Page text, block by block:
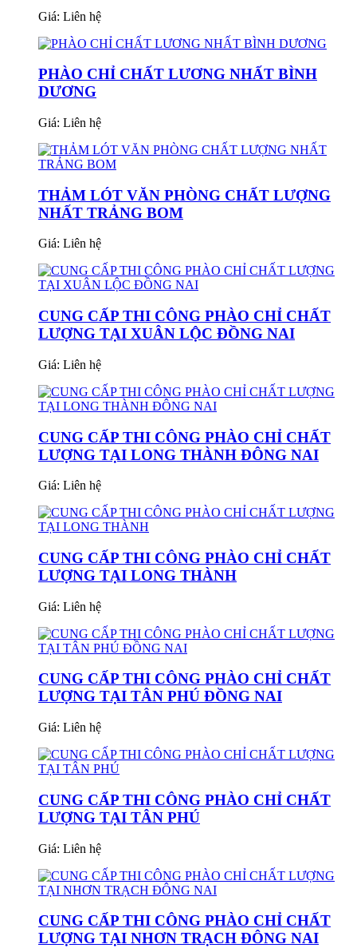
Giá: Liên hệ
PHÀO CHỈ CHẤT LƯƠNG NHẤT BÌNH
DƯƠNG
Giá: Liên hệ
THẢM LÓT VĂN PHÒNG CHẤT LƯỢNG
NHẤT TRẢNG BOM
Giá: Liên hệ
CUNG CẤP THI CÔNG PHÀO CHỈ CHẤT
LƯỢNG TẠI XUÂN LỘC ĐỒNG NAI
Giá: Liên hệ
CUNG CẤP THI CÔNG PHÀO CHỈ CHẤT
LƯỢNG TẠI LONG THÀNH ĐÔNG NAI
Giá: Liên hệ
CUNG CẤP THI CÔNG PHÀO CHỈ CHẤT
LƯỢNG TẠI LONG THÀNH
Giá: Liên hệ
CUNG CẤP THI CÔNG PHÀO CHỈ CHẤT
LƯỢNG TẠI TÂN PHÚ ĐỒNG NAI
Giá: Liên hệ
CUNG CẤP THI CÔNG PHÀO CHỈ CHẤT
LƯỢNG TẠI TÂN PHÚ
Giá: Liên hệ
CUNG CẤP THI CÔNG PHÀO CHỈ CHẤT
LƯỢNG TẠI NHƠN TRẠCH ĐÔNG NAI